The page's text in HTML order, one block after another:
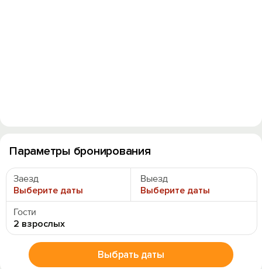
Параметры бронирования
Заезд
Выберите даты
Выезд
Выберите даты
Гости
2 взрослых
Выбрать даты